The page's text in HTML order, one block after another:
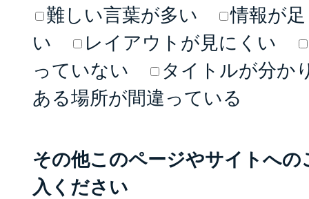
難しい言葉が多い
情報が
い
レイアウトが見にくい
っていない
タイトルが分か
ある場所が間違っている
その他このページやサイトへ
入ください